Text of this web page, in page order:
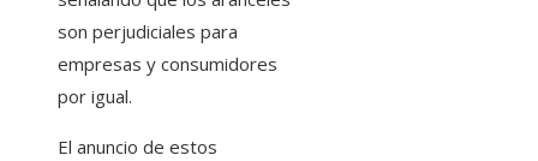
son perjudiciales para
empresas y consumidores
por igual. ​
El anuncio de estos